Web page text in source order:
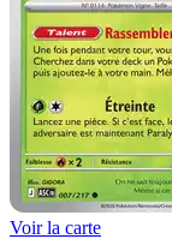
Voir la carte